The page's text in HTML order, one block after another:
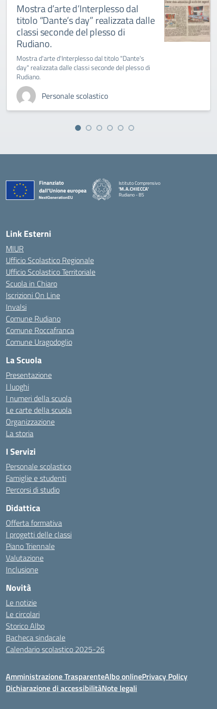
Mostra d’arte d’Interplesso dal
titolo “Dante’s day” realizzata dalle
classi seconde del plesso di
Rudiano.
Mostra d'arte d'Interplesso dal titolo "Dante's
day" realizzata dalle classi seconde del plesso di
Rudiano.
Personale scolastico
Istituto Comprensivo
'M.A.CHIECCA'
Rudiano - BS
Link Esterni
MIUR
Ufficio Scolastico Regionale
Ufficio Scolastico Territoriale
Scuola in Chiaro
Iscrizioni On Line
Invalsi
Comune Rudiano
Comune Roccafranca
Comune Uragodoglio
La Scuola
Presentazione
I luoghi
I numeri della scuola
Le carte della scuola
Organizzazione
La storia
I Servizi
Personale scolastico
Famiglie e studenti
Percorsi di studio
Didattica
Offerta formativa
I progetti delle classi
Piano Triennale
Valutazione
Inclusione
Novità
Le notizie
Le circolari
Storico Albo
Bacheca sindacale
Calendario scolastico 2025-26
Amministrazione TrasparenteAlbo onlinePrivacy Policy
Dichiarazione di accessibilitàNote legali